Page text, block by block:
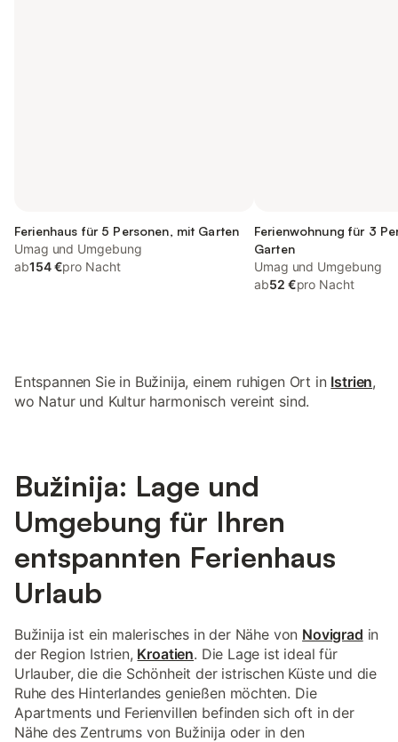
Ferienhaus für 5 Personen, mit Garten
Umag und Umgebung
ab154 €pro Nacht
Ferienwohnung für 3
Garten
Umag und Umgebung
ab52 €pro Nacht
Entspannen Sie in Bužinija, einem ruhigen Ort in Istrien,
wo Natur und Kultur harmonisch vereint sind.
Bužinija: Lage und
Umgebung für Ihren
entspannten Ferienhaus
Urlaub
Bužinija ist ein malerisches in der Nähe von Novigrad in
der Region Istrien, Kroatien. Die Lage ist ideal für
Urlauber, die die Schönheit der istrischen Küste und die
Ruhe des Hinterlandes genießen möchten. Die
Apartments und Ferienvillen befinden sich oft in der
Nähe des Zentrums von Bužinija oder in den